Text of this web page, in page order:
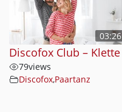
03:26
Discofox Club – Klette
79views
Discofox,Paartanz